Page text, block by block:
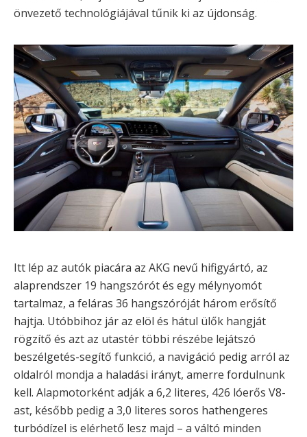
önvezető technológiájával tűnik ki az újdonság.
Itt lép az autók piacára az AKG nevű hifigyártó, az
alaprendszer 19 hangszórót és egy mélynyomót
tartalmaz, a feláras 36 hangszóróját három erősítő
hajtja. Utóbbihoz jár az elöl és hátul ülők hangját
rögzítő és azt az utastér többi részébe lejátszó
beszélgetés-segítő funkció, a navigáció pedig arról az
oldalról mondja a haladási irányt, amerre fordulnunk
kell. Alapmotorként adják a 6,2 literes, 426 lóerős V8-
ast, később pedig a 3,0 literes soros hathengeres
turbódízel is elérhető lesz majd – a váltó minden